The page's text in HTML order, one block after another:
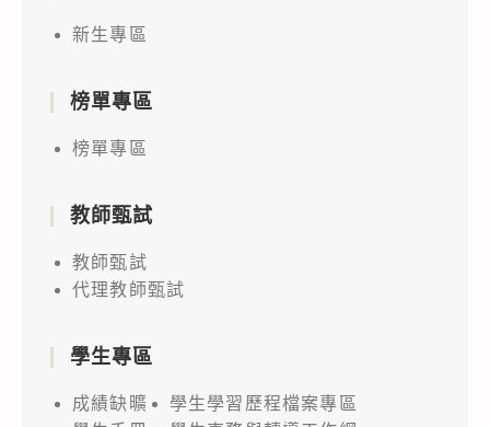
新生專區
榜單專區
榜單專區
教師甄試
教師甄試
代理教師甄試
學生專區
成績缺曠
學生學習歷程檔案專區